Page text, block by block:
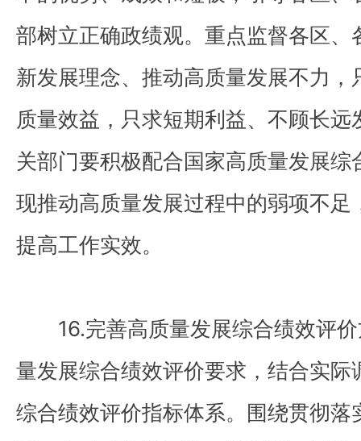
部树立正确政绩观。重点监督各区
新发展理念、推动高质量发展不力
质量效益，只求短期利益、不顾长
关部门要积极配合国家高质量发展
现推动高质量发展过程中的弱项不
提高工作实效。
16.完善高质量发展综合绩效评价
量发展综合绩效评价要求，结合实
综合绩效评价指标体系。围绕贯彻落